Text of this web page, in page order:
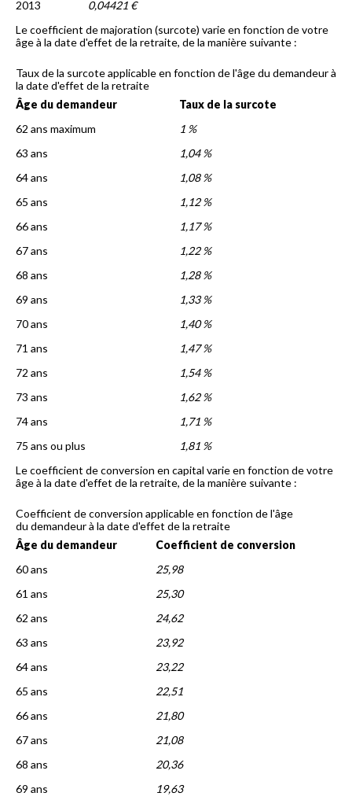
2013
0,04421 €
Le coefficient de majoration (surcote) varie en fonction de votre
âge à la date d'effet de la retraite, de la manière suivante :
Taux de la surcote applicable en fonction de l'âge du demandeur à
la date d'effet de la retraite
Âge du demandeur
Taux de la surcote
62 ans maximum
1 %
63 ans
1,04 %
64 ans
1,08 %
65 ans
1,12 %
66 ans
1,17 %
67 ans
1,22 %
68 ans
1,28 %
69 ans
1,33 %
70 ans
1,40 %
71 ans
1,47 %
72 ans
1,54 %
73 ans
1,62 %
74 ans
1,71 %
75 ans ou plus
1,81 %
Le coefficient de conversion en capital varie en fonction de votre
âge à la date d'effet de la retraite, de la manière suivante :
Coefficient de conversion applicable en fonction de l'âge
du demandeur à la date d'effet de la retraite
Âge du demandeur
Coefficient de conversion
60 ans
25,98
61 ans
25,30
62 ans
24,62
63 ans
23,92
64 ans
23,22
65 ans
22,51
66 ans
21,80
67 ans
21,08
68 ans
20,36
69 ans
19,63